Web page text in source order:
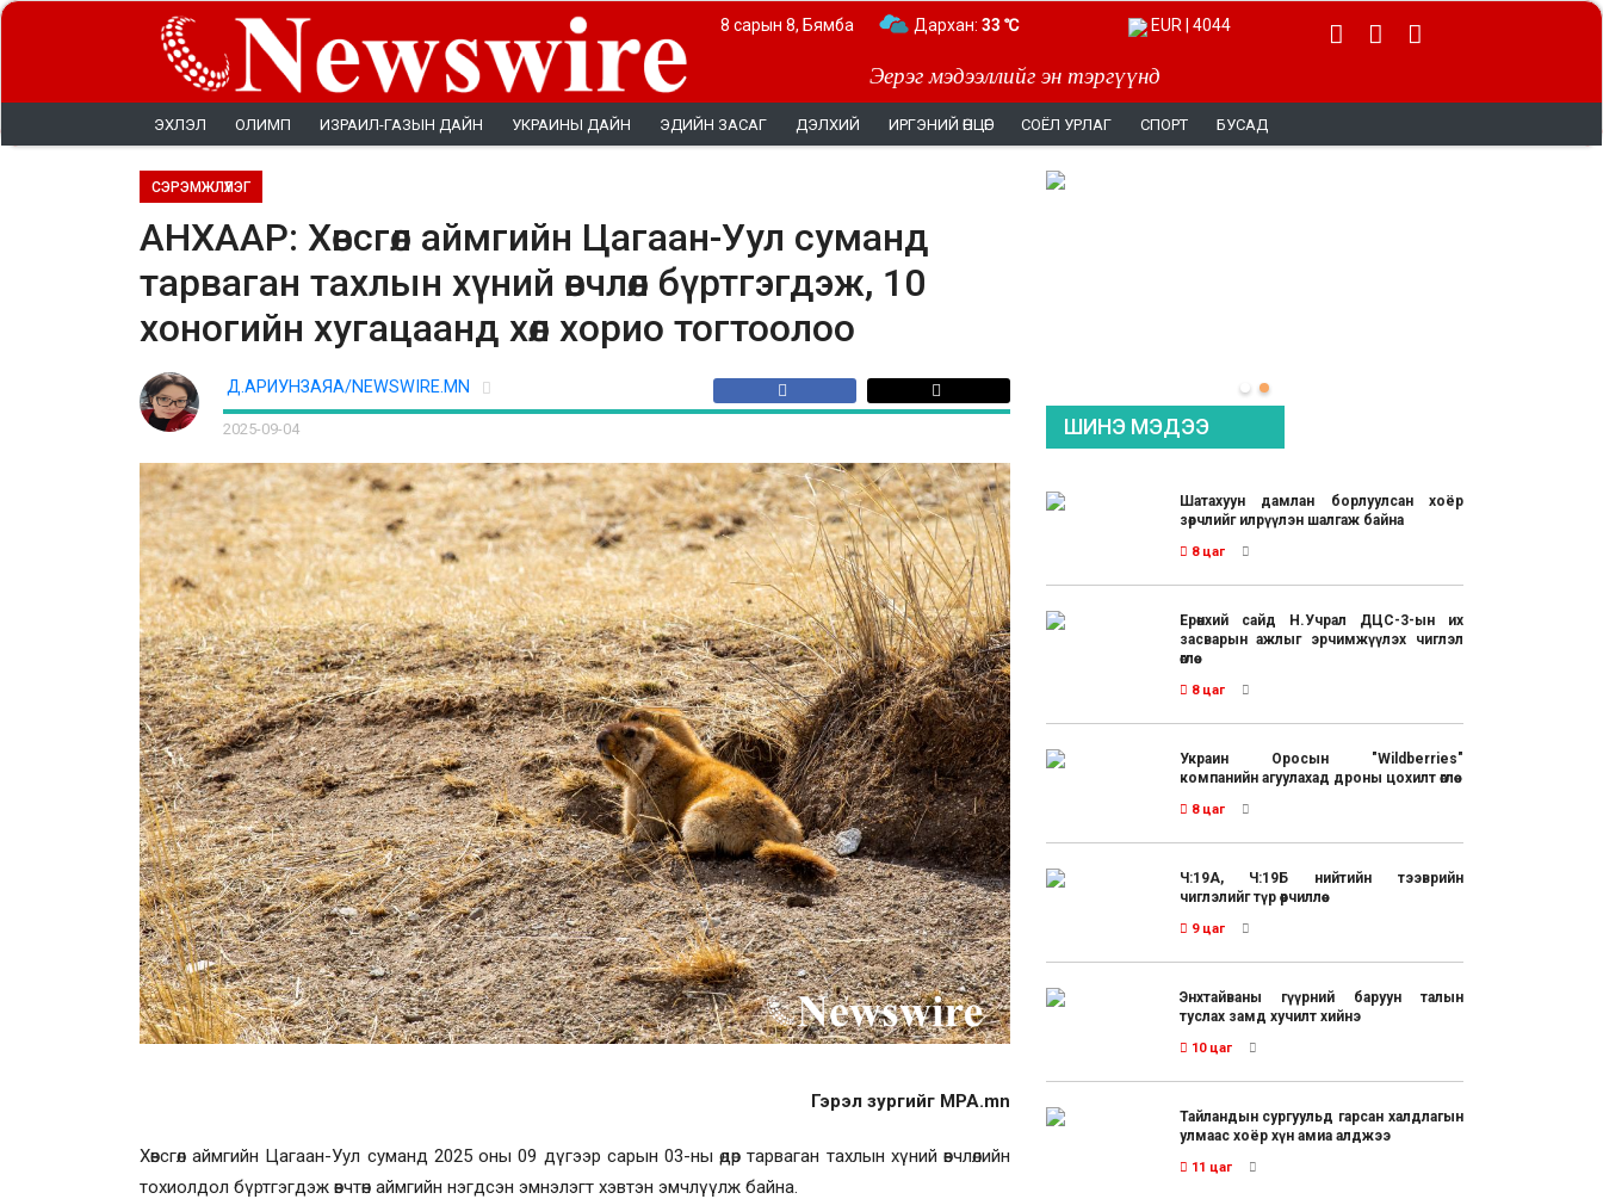
Эерэг мэдээллийг эн тэргүүнд
8 сарын 8, Бямба Дархан: 33 ℃ EUR | 4044
ЭХЛЭЛ ОЛИМП ИЗРАИЛ-ГАЗЫН ДАЙН УКРАИНЫ ДАЙН ЭДИЙН ЗАСАГ ДЭЛХИЙ ИРГЭНИЙ ӨНЦӨГ СОЁЛ УРЛАГ СПОРТ БУСАД
СЭРЭМЖЛҮҮЛЭГ
АНХААР: Хөвсгөл аймгийн Цагаан-Уул суманд
тарваган тахлын хүний өвчлөл бүртгэгдэж, 10
хоногийн хугацаанд хөл хорио тогтоолоо
Д.АРИУНЗАЯА/NEWSWIRE.MN
2025-09-04
Гэрэл зургийг MPA.mn
Хөвсгөл аймгийн Цагаан-Уул суманд 2025 оны 09 дүгээр сарын 03-ны өдөр тарваган тахлын хүний өвчлөлийн
тохиолдол бүртгэгдэж өвчтөн аймгийн нэгдсэн эмнэлэгт хэвтэн эмчлүүлж байна.
ШИНЭ МЭДЭЭ
Шатахуун дамлан борлуулсан хоёр
зөрчлийг илрүүлэн шалгаж байна
8 цаг
Ерөнхий сайд Н.Учрал ДЦС-3-ын их
засварын ажлыг эрчимжүүлэх чиглэл
өглөө
8 цаг
Украин Оросын "Wildberries"
компанийн агуулахад дроны цохилт өглөө
8 цаг
Ч:19А, Ч:19Б нийтийн тээврийн
чиглэлийг түр өөрчиллөө
9 цаг
Энхтайваны гүүрний баруун талын
туслах замд хучилт хийнэ
10 цаг
Тайландын сургуульд гарсан халдлагын
улмаас хоёр хүн амиа алджээ
11 цаг